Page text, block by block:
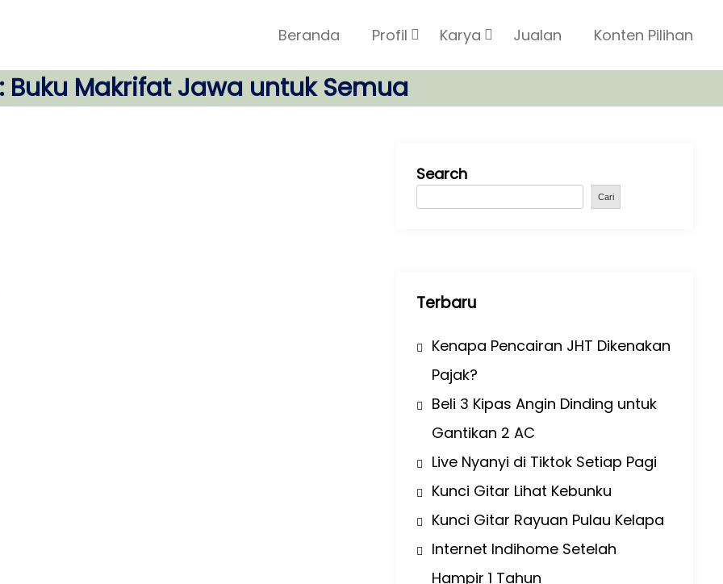
Beranda Profil Karya Jualan Konten Pilihan
Buku Makrifat Jawa untuk Semua
Search
Cari
Terbaru
Kenapa Pencairan JHT Dikenakan
Pajak?
Beli 3 Kipas Angin Dinding untuk
Gantikan 2 AC
Live Nyanyi di Tiktok Setiap Pagi
Kunci Gitar Lihat Kebunku
Kunci Gitar Rayuan Pulau Kelapa
Internet Indihome Setelah
Hampir 1 Tahun